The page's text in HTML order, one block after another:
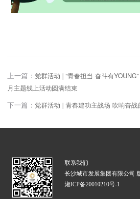
上一篇： 党群活动 | “青春担当 奋斗有
月主题线上活动圆满结束
下一篇： 党群活动 | 青春建功主战场 吹响奋战
联系我们
长沙城市发展集团有限公司
湘ICP备20010210号-1